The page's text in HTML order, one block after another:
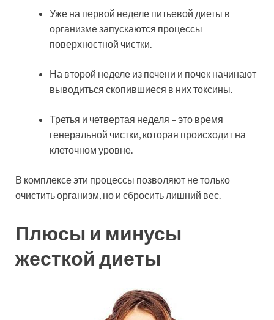
Уже на первой неделе питьевой диеты в
организме запускаются процессы
поверхностной чистки.
На второй неделе из печени и почек начинают
выводиться скопившиеся в них токсины.
Третья и четвертая неделя – это время
генеральной чистки, которая происходит на
клеточном уровне.
В комплексе эти процессы позволяют не только
очистить организм, но и сбросить лишний вес.
Плюсы и минусы
жесткой диеты